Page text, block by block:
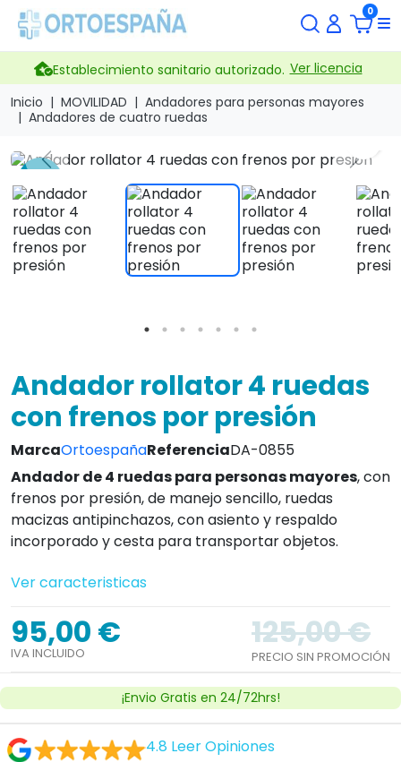
0
Establecimiento sanitario autorizado. Ver licencia
Inicio
MOVILIDAD
Andadores para personas mayores
Andadores de cuatro ruedas
Previous Next
Andador rollator 4 ruedas
con frenos por presión
MarcaOrtoespañaReferenciaDA-0855
Andador de 4 ruedas para personas mayores, con
frenos por presión, de manejo sencillo, ruedas
macizas antipinchazos, con asiento y respaldo
incorporado y cesta para transportar objetos.
Ver caracteristicas
95,00 €
IVA INCLUIDO
125,00 €
PRECIO SIN PROMOCIÓN
¡Envio Gratis en 24/72hrs!
4.8 Leer Opiniones